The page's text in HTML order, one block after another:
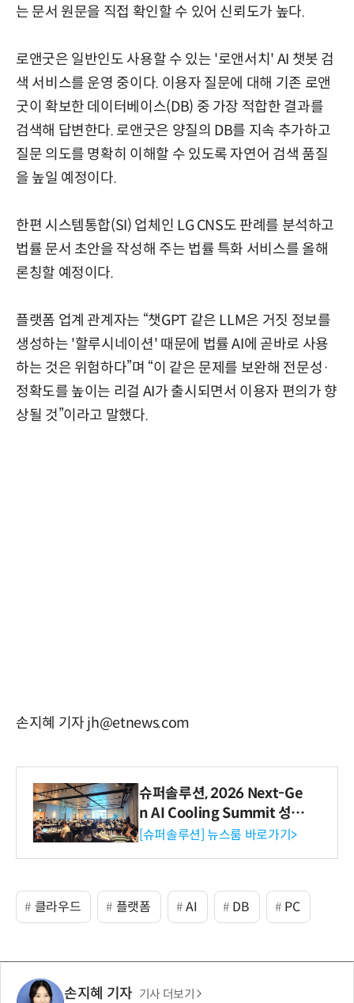
는 문서 원문을 직접 확인할 수 있어 신뢰도가 높다.
로앤굿은 일반인도 사용할 수 있는 '로앤서치' AI 챗봇 검
색 서비스를 운영 중이다. 이용자 질문에 대해 기존 로앤
굿이 확보한 데이터베이스(DB) 중 가장 적합한 결과를
검색해 답변한다. 로앤굿은 양질의 DB를 지속 추가하고
질문 의도를 명확히 이해할 수 있도록 자연어 검색 품질
을 높일 예정이다.
한편 시스템통합(SI) 업체인 LG CNS도 판례를 분석하고
법률 문서 초안을 작성해 주는 법률 특화 서비스를 올해
론칭할 예정이다.
플랫폼 업계 관계자는 “챗GPT 같은 LLM은 거짓 정보를
생성하는 '할루시네이션' 때문에 법률 AI에 곧바로 사용
하는 것은 위험하다”며 “이 같은 문제를 보완해 전문성·
정확도를 높이는 리걸 AI가 출시되면서 이용자 편의가 향
상될 것”이라고 말했다.
손지혜 기자 jh@etnews.com
슈퍼솔루션, 2026 Next-Ge
n AI Cooling Summit 성황
리 성료
[슈퍼솔루션] 뉴스룸 바로가기>
클라우드 플랫폼 AI DB PC
손지혜 기자 기사 더보기